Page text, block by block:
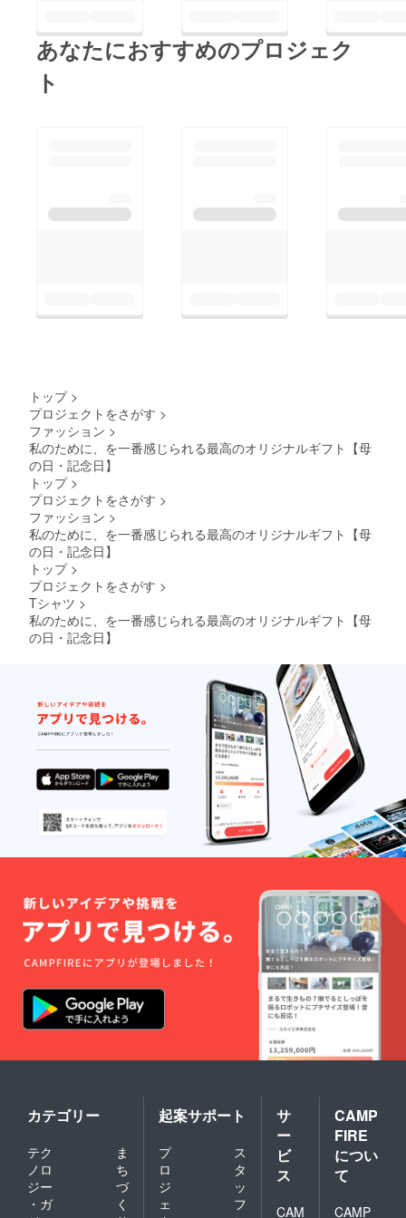
あなたにおすすめのプロジェク
ト
トップ >
プロジェクトをさがす >
ファッション >
私のために、を一番感じられる最高のオリジナルギフト【母
の日・記念日】
トップ >
プロジェクトをさがす >
ファッション >
私のために、を一番感じられる最高のオリジナルギフト【母
の日・記念日】
トップ >
プロジェクトをさがす >
Tシャツ >
私のために、を一番感じられる最高のオリジナルギフト【母
の日・記念日】
カテゴリー
テク
ノロ
ジー
・ガ
ま
ち
づ
く
起案サポート
プ
ロ
ジ
ェ
ス
タ
ッ
フ
サ
ー
ビ
ス
CAM
CAMP
FIRE
につい
て
CAMP